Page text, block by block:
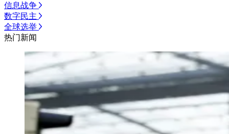
信息战争
数字民主
全球选举
热门新闻